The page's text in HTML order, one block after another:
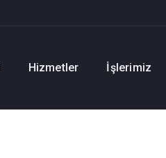
Hizmetler İşlerimiz